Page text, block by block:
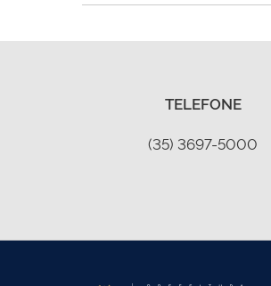
TELEFONE
(35) 3697-5000